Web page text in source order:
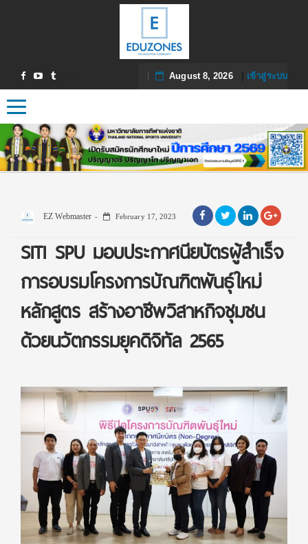
August 8, 2026| เข้าสู่ระบบ
Toggle navigation
EZ Webmaster February 17, 2023
SITI SPU มอบประกาศนียบัตรผู้สำเร็จ
การอบรมโครงการบัณฑิตพันธุ์ใหม่
หลักสูตร สร้างอาชีพวิสาหกิจชุมชน
ด้วยนวัตกรรมยุคดิจิทัล 2565